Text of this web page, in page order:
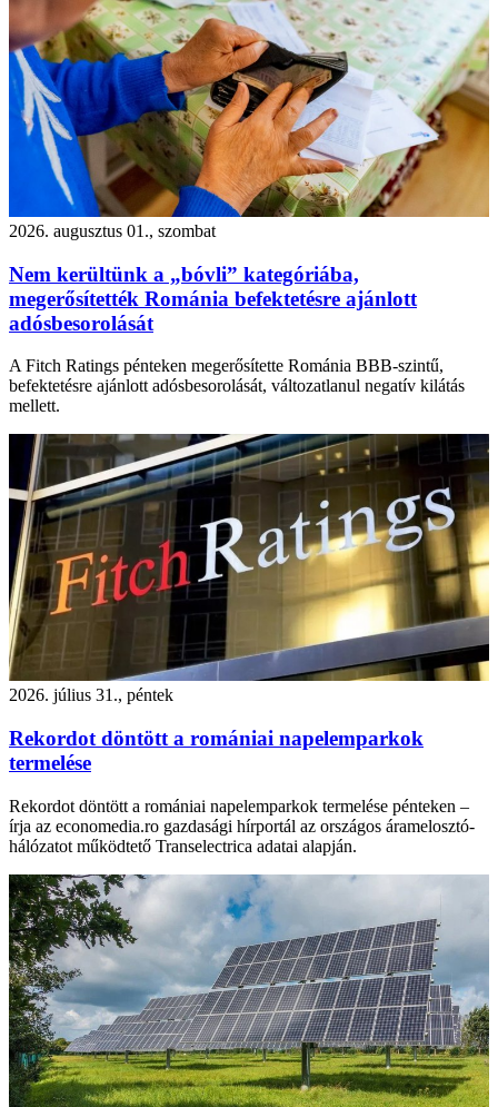
2026. augusztus 01., szombat
Nem kerültünk a „bóvli” kategóriába,
megerősítették Románia befektetésre ajánlott
adósbesorolását
A Fitch Ratings pénteken megerősítette Románia BBB-szintű,
befektetésre ajánlott adósbesorolását, változatlanul negatív kilátás
mellett.
2026. július 31., péntek
Rekordot döntött a romániai napelemparkok
termelése
Rekordot döntött a romániai napelemparkok termelése pénteken –
írja az economedia.ro gazdasági hírportál az országos áramelosztó-
hálózatot működtető Transelectrica adatai alapján.